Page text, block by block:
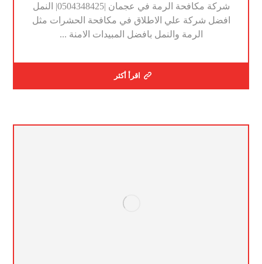
شركة مكافحة الرمة في عجمان |0504348425| النمل
افضل شركة علي الاطلاق في مكافحة الحشرات مثل
الرمة والنمل بافضل المبيدات الامنة ...
اقرأ أكثر